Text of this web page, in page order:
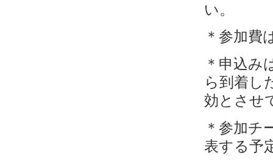
い。
＊参加費
＊申込み
ら到着し
効とさせ
＊参加チ
表する予